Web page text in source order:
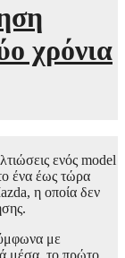
χρόνια
ενός model
ένα έως τώρα
η οποία δεν
με
μέσα, το πρώτο